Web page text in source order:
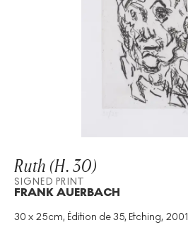
Ruth (H. 30)
SIGNED PRINT
FRANK AUERBACH
30 x 25cm, Édition de 35, Etching, 2001
Technique: Etching